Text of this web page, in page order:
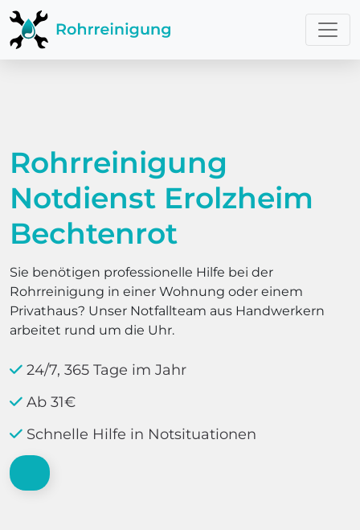
Rohrreinigung
Notdienst Erolzheim
Bechtenrot
Sie benötigen professionelle Hilfe bei der
Rohrreinigung in einer Wohnung oder einem
Privathaus? Unser Notfallteam aus Handwerkern
arbeitet rund um die Uhr.
24/7, 365 Tage im Jahr
Ab 31€
Schnelle Hilfe in Notsituationen